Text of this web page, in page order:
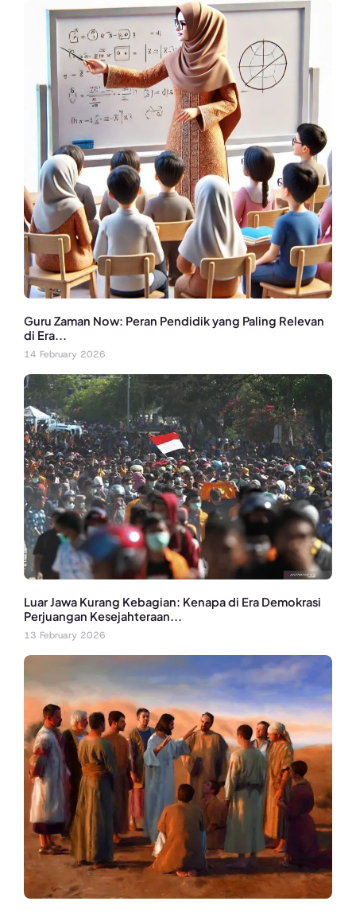
Guru Zaman Now: Peran Pendidik yang Paling Relevan
di Era...
14 February 2026
Luar Jawa Kurang Kebagian: Kenapa di Era Demokrasi
Perjuangan Kesejahteraan...
13 February 2026